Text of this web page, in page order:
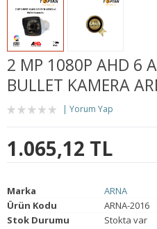
2 MP 1080P AHD 6
BULLET KAMERA
Yorum Yap
1.065,12 TL
Marka
ARNA
Ürün Kodu
ARNA-2016
Stok Durumu
Stokta var